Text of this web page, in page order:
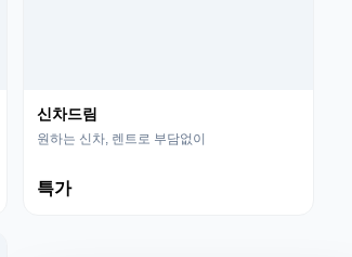
신차드림
원하는 신차, 렌트로 부담없이
특가